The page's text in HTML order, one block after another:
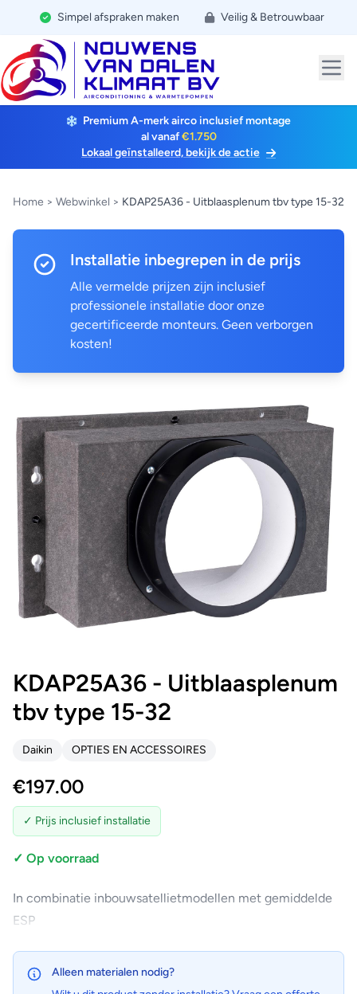
Simpel afspraken maken Veilig & Betrouwbaar
Premium A-merk airco inclusief montage
al vanaf€1.750
Lokaal geïnstalleerd, bekijk de actie
Home > Webwinkel > KDAP25A36 - Uitblaasplenum tbv type 15-32
Installatie inbegrepen in de prijs
Alle vermelde prijzen zijn inclusief
professionele installatie door onze
gecertificeerde monteurs. Geen verborgen
kosten!
KDAP25A36 - Uitblaasplenum
tbv type 15-32
Daikin OPTIES EN ACCESSOIRES
€197.00
✓ Prijs inclusief installatie
✓ Op voorraad
In combinatie inbouwsatellietmodellen met gemiddelde
ESP
Alleen materialen nodig?